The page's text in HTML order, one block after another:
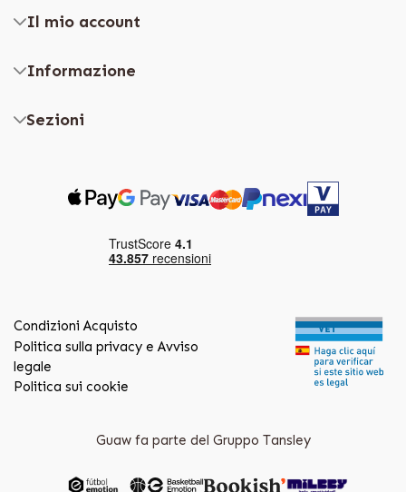
Il mio account
Informazione
Sezioni
Condizioni Acquisto
Politica sulla privacy e Avviso
legale
Politica sui cookie
Guaw fa parte del Gruppo Tansley